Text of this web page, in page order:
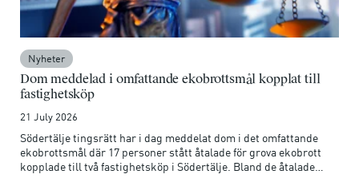
Nyheter
Dom meddelad i omfattande ekobrottsmål kopplat till
fastighetsköp
21 July 2026
Södertälje tingsrätt har i dag meddelat dom i det omfattande
ekobrottsmål där 17 personer stått åtalade för grova ekobrott
kopplade till två fastighetsköp i Södertälje. Bland de åtalade